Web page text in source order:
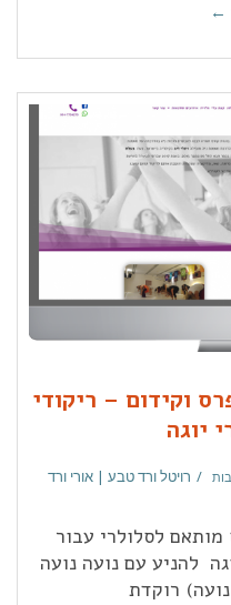
←
וקידום – ריקודי
יוגה
רויטל ורד טבע | אורי ורד
מותאם לסלולרי עבור
להניע עם נועה נועה
רוקדת